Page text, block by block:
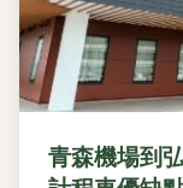
青森機場到